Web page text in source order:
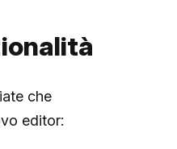
che
editor: